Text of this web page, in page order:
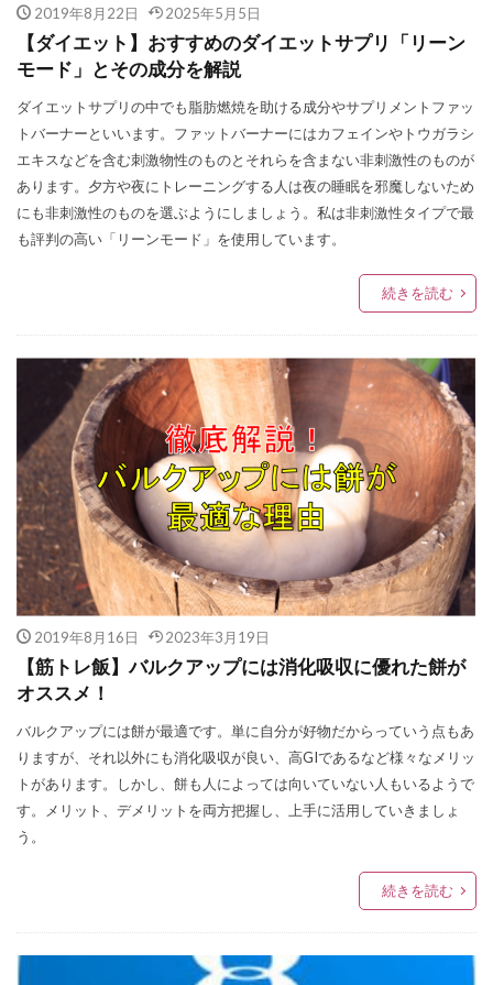
2019年8月22日 2025年5月5日
【ダイエット】おすすめのダイエットサプリ「リーン
モード」とその成分を解説
ダイエットサプリの中でも脂肪燃焼を助ける成分やサプリメントファッ
トバーナーといいます。ファットバーナーにはカフェインやトウガラシ
エキスなどを含む刺激物性のものとそれらを含まない非刺激性のものが
あります。夕方や夜にトレーニングする人は夜の睡眠を邪魔しないため
にも非刺激性のものを選ぶようにしましょう。私は非刺激性タイプで最
も評判の高い「リーンモード」を使用しています。
続きを読む
2019年8月16日 2023年3月19日
【筋トレ飯】バルクアップには消化吸収に優れた餅が
オススメ！
バルクアップには餅が最適です。単に自分が好物だからっていう点もあ
りますが、それ以外にも消化吸収が良い、高GIであるなど様々なメリッ
トがあります。しかし、餅も人によっては向いていない人もいるようで
す。メリット、デメリットを両方把握し、上手に活用していきましょ
う。
続きを読む